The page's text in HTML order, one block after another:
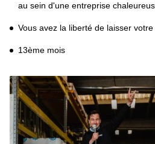
au sein d'une entreprise
Vous avez la liberté de laisser
13ème mois